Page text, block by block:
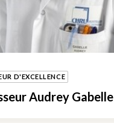
D'EXCELLENCE
Audrey Gabelle